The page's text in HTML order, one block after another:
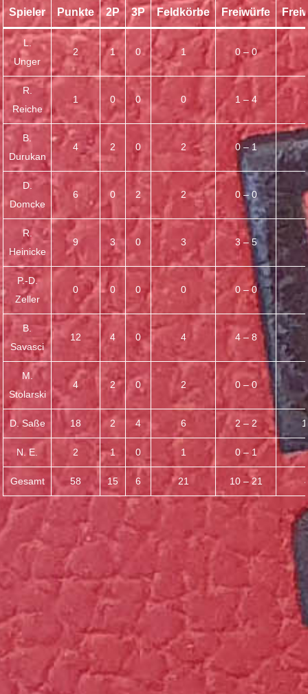
Spieler Punkte 2P 3P Feldkörbe Freiwürfe
L.
Unger
2 1 0 1 0 – 0
R.
Reiche
1 0 0 0 1 – 4
B.
Durukan
4 2 0 2 0 – 1
D.
Domcke
6 0 2 2 0 – 0
R.
Heinicke
9 3 0 3 3 – 5
P.-D.
Zeller
0 0 0 0 0 – 0
B.
Savasci
12 4 0 4 4 – 8
M.
Stolarski
4 2 0 2 0 – 0
D. Saße 18 2 4 6 2 – 2
N. E. 2 1 0 1 0 – 1
Gesamt 58 15 6 21 10 – 21